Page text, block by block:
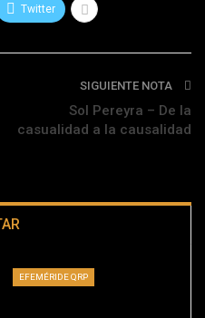
Twitter
SIGUIENTE NOTA
Sol Pereyra – De la
casualidad a la causalidad
EFEMÉRIDE QRP